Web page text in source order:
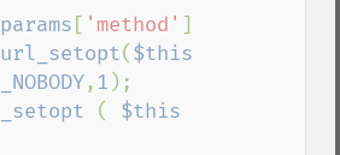
[ 'method' ]
(
, 1 );
(